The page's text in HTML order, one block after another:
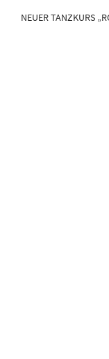
NEUER TANZKURS